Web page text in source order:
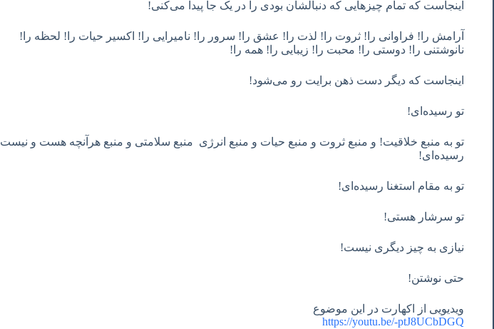
اینجاست که تمام چیزهایی که دنبالشان بودی را در یک جا پیدا می‌کنی!
آرامش را! فراوانی را! ثروت را! لذت را! عشق را! سرور را! نامیرایی را! اکسیر حیات را! لحظه را!
نانوشتنی را! دوستی را! محبت را! زیبایی را! همه را!
اینجاست که دیگر دست ذهن برایت رو می‌شود!
تو رسیده‌ای!
تو به منبع خلاقیت! و منبع ثروت و منبع حیات و منبع انرژی ‌ منبع سلامتی و منبع هرآنچه هست و نیست
رسیده‌ای!
تو به مقام استغنا رسیده‌ای!
تو سرشار هستی!
نیازی به چیز دیگری نیست!
حتی نوشتن!
ویدیویی از اکهارت در این موضوع
https://youtu.be/-ptJ8UCbDGQ